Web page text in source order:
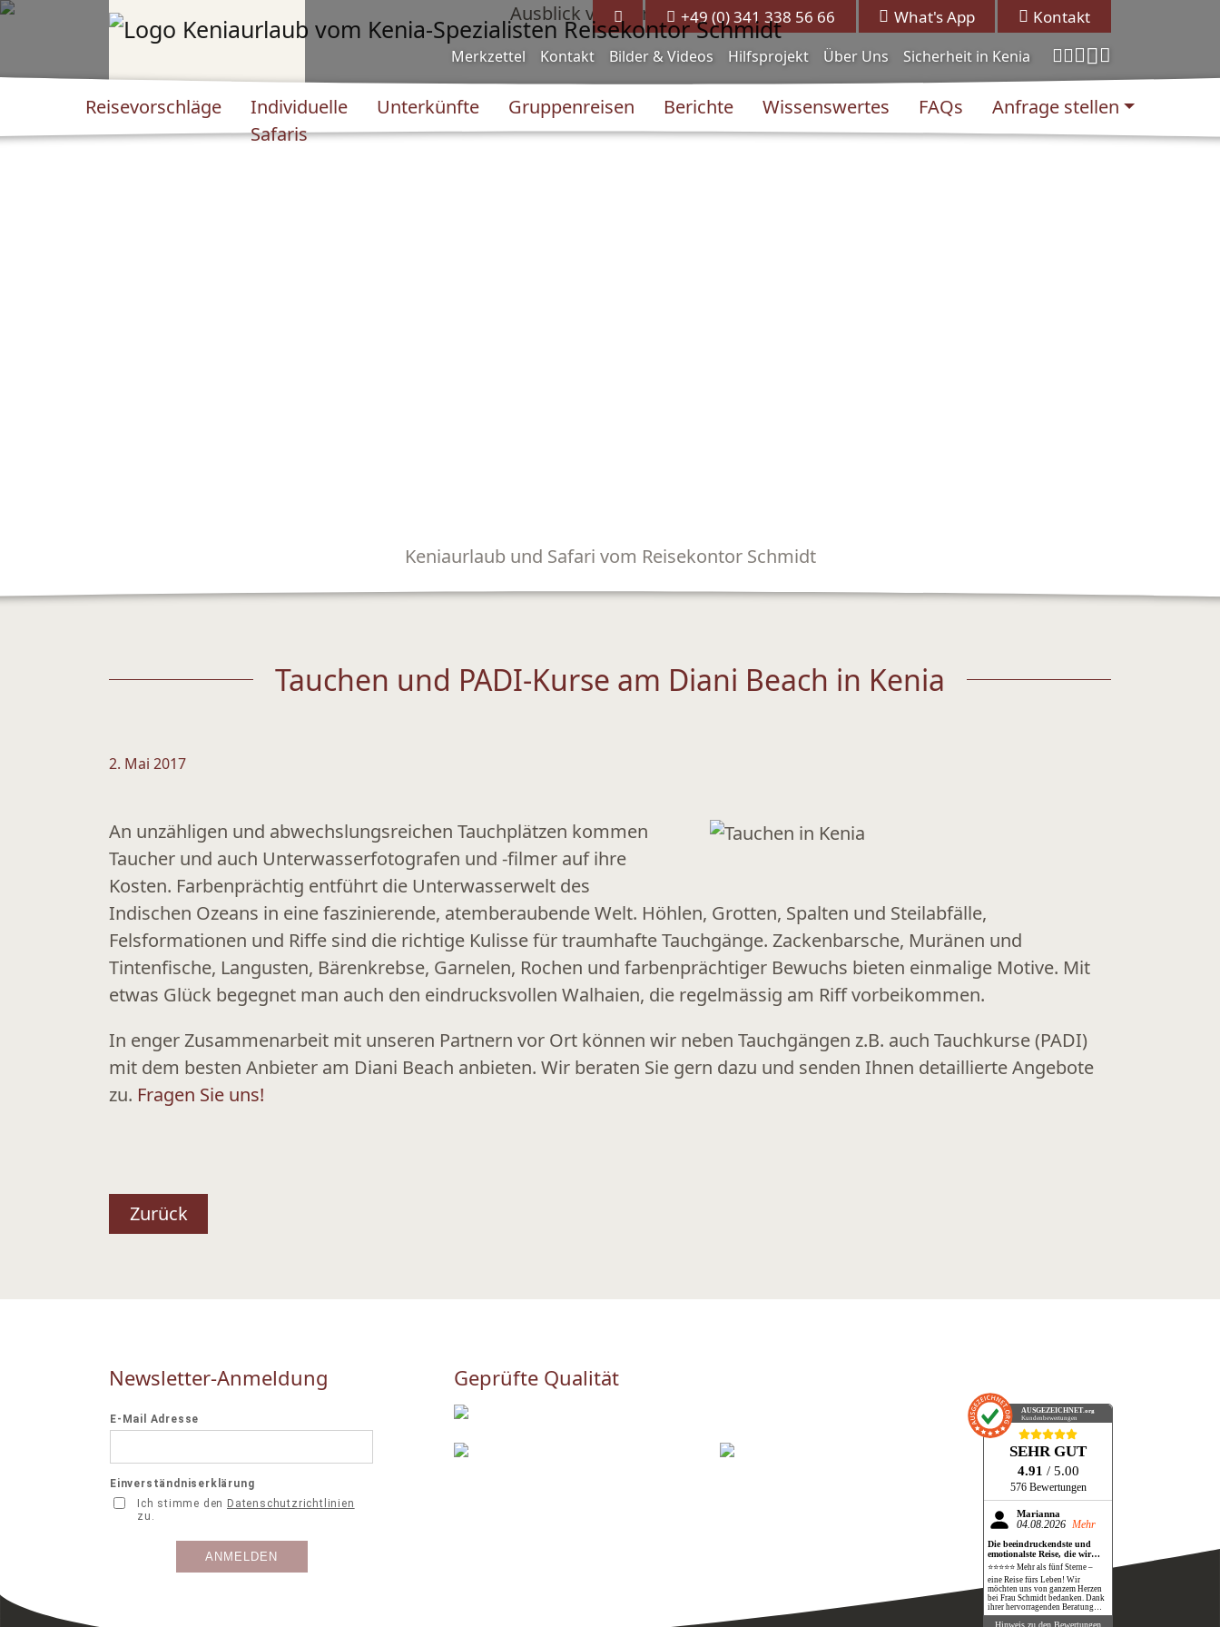
+49 (0) 341 338 56 66 What's App Kontakt
Reisevorschläge
Individuelle
Safaris
Unterkünfte Gruppenreisen Berichte Wissenswertes FAQs Anfrage stellen
Merkzettel Kontakt Bilder & Videos Hilfsprojekt Über Uns Sicherheit in Kenia
Keniaurlaub und Safari vom Reisekontor Schmidt
Tauchen und PADI-Kurse am Diani Beach in Kenia
2. Mai 2017
An unzähligen und abwechslungsreichen Tauchplätzen kommen
Taucher und auch Unterwasserfotografen und -filmer auf ihre
Kosten. Farbenprächtig entführt die Unterwasserwelt des
Indischen Ozeans in eine faszinierende, atemberaubende Welt. Höhlen, Grotten, Spalten und Steilabfälle,
Felsformationen und Riffe sind die richtige Kulisse für traumhafte Tauchgänge. Zackenbarsche, Muränen und
Tintenfische, Langusten, Bärenkrebse, Garnelen, Rochen und farbenprächtiger Bewuchs bieten einmalige Motive. Mit
etwas Glück begegnet man auch den eindrucksvollen Walhaien, die regelmässig am Riff vorbeikommen.
In enger Zusammenarbeit mit unseren Partnern vor Ort können wir neben Tauchgängen z.B. auch Tauchkurse (PADI)
mit dem besten Anbieter am Diani Beach anbieten. Wir beraten Sie gern dazu und senden Ihnen detaillierte Angebote
zu. Fragen Sie uns!
Zurück
Newsletter-Anmeldung Geprüfte Qualität
AUSGEZEICHNET.org
Kundenbewertungen
SEHR GUT
4.91 / 5.00
576 Bewertungen
Marianna
04.08.2026 Mehr
Die beeindruckendste und
emotionalste Reise, die wir
bisher gemacht haben!
⭐⭐⭐⭐⭐ Mehr als fünf Sterne –
eine Reise fürs Leben! Wir
möchten uns von ganzem Herzen
bei Frau Schmidt bedanken. Dank
ihrer hervorragenden Beratung
und perfekten Organisation
Hinweis zu den Bewertungen